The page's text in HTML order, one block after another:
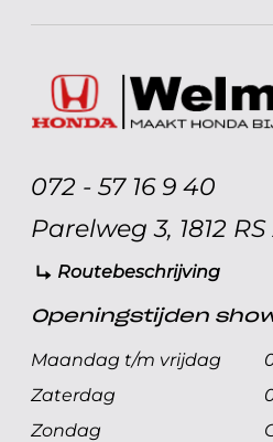
072 - 57 16 9 40
Parelweg 3, 1812
Routebeschrijving
Openingstijden
Maandag t/m vrijdag
Zaterdag
Zondag